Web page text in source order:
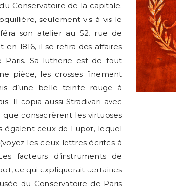
Conservatoire de la capitale.
seulement vis-à-vis le
son atelier au 52, rue de
1816, il se retira des affaires
Paris. Sa lutherie est de tout
pièce, les crosses finement
d’une belle teinte rouge à
Il copia aussi Stradivari avec
consacrèrent les virtuoses
égalent ceux de Lupot, lequel
les deux lettres écrites à
facteurs d’instruments de
ce qui expliquerait certaines
du Conservatoire de Paris